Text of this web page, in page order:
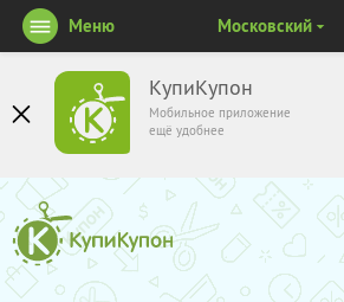
КупиКупон
Мобильное приложение
ещё удобнее
Меню Московский